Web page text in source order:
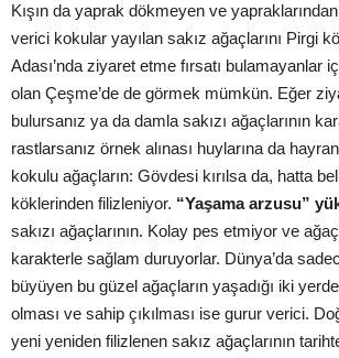
Kışın da yaprak dökmeyen ve
verici kokular yayılan sakız ağaçlarını Pirgi
Adası’nda ziyaret etme fırsatı bulamayanlar
olan Çeşme’de de görmek mümkün. Eğer
bulursanız ya da damla sakızı ağaçlarının
rastlarsanız örnek alınası huylarına da
kokulu ağaçların: Gövdesi kırılsa da, hatta
köklerinden filizleniyor. “Yaşama arzusu”
sakızı ağaçlarının. Kolay pes etmiyor ve
karakterle sağlam duruyorlar. Dünya’da
büyüyen bu güzel ağaçların yaşadığı iki
olması ve sahip çıkılması ise gurur verici.
yeni yeniden filizlenen sakız ağaçlarının